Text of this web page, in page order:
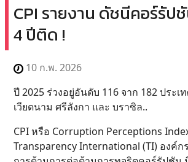
CPI รายงาน ดัชนีคอร์รัป
4 ปีติด !
10 ก.พ. 2026
ปี 2025 ร่วงอยู่อันดับ 116 จาก 182 ประเ
เวียดนาม ศรีลังกา และ บราซิล..
CPI หรือ Corruption Perceptions
Transparency International (TI) องค์ก